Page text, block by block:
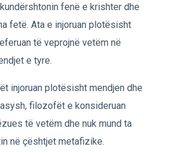
fenë e krishter dhe
fetë. Ata e injoruan plotësisht
të veprojnë vetëm në
e tyre.
injoruan plotësisht mendjen dhe
filozofët e konsideruan
të vetëm dhe nuk mund ta
në çështjet metafizike.